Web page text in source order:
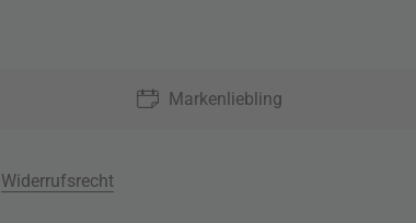
Markenliebling
Widerrufsrecht